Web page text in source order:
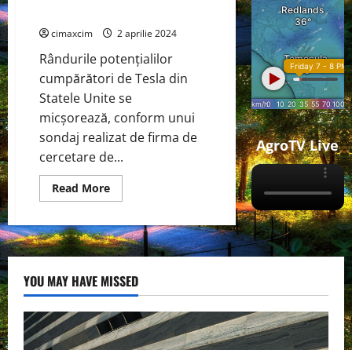
cimaxcim 2 aprilie 2024
Rândurile potențialilor
cumpărători de Tesla din
Statele Unite se
micșorează, conform unui
sondaj realizat de firma de
cercetare de...
Read MoreRead
more
interesului
pentru
Tesla
Wall
Street”
AgroTV Live
YOU MAY HAVE MISSED